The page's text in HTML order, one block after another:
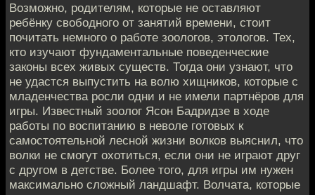
Возможно, родителям, которые не оставляют
ребёнку свободного от занятий времени, стоит
почитать немного о работе зоологов, этологов. Тех,
кто изучают фундаментальные поведенческие
законы всех живых существ. Тогда они узнают, что
не удастся выпустить на волю хищников, которые с
младенчества росли одни и не имели партнёров для
игры. Известный зоолог Ясон Бадридзе в ходе
работы по воспитанию в неволе готовых к
самостоятельной лесной жизни волков выяснил, что
волки не смогут охотиться, если они не играют друг
с другом в детстве. Более того, для игры им нужен
максимально сложный ландшафт. Волчата, которые